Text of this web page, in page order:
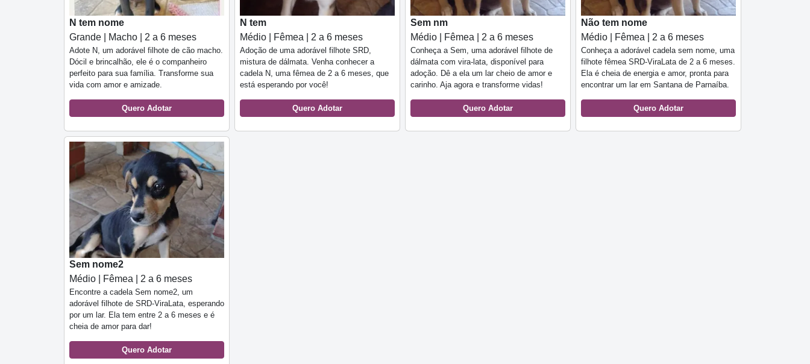
N tem nome
Grande | Macho | 2 a 6 meses
Adote N, um adorável filhote de cão macho.
Dócil e brincalhão, ele é o companheiro
perfeito para sua família. Transforme sua
vida com amor e amizade.
Quero Adotar
N tem
Médio | Fêmea | 2 a 6 meses
Adoção de uma adorável filhote SRD,
mistura de dálmata. Venha conhecer a
cadela N, uma fêmea de 2 a 6 meses, que
está esperando por você!
Quero Adotar
Sem nm
Médio | Fêmea | 2 a 6 meses
Conheça a Sem, uma adorável filhote de
dálmata com vira-lata, disponível para
adoção. Dê a ela um lar cheio de amor e
carinho. Aja agora e transforme vidas!
Quero Adotar
Não tem nome
Médio | Fêmea | 2 a 6 meses
Conheça a adorável cadela sem nome, uma
filhote fêmea SRD-ViraLata de 2 a 6 meses.
Ela é cheia de energia e amor, pronta para
encontrar um lar em Santana de Parnaíba.
Quero Adotar
Sem nome2
Médio | Fêmea | 2 a 6 meses
Encontre a cadela Sem nome2, um
adorável filhote de SRD-ViraLata, esperando
por um lar. Ela tem entre 2 a 6 meses e é
cheia de amor para dar!
Quero Adotar